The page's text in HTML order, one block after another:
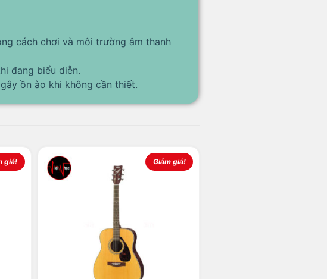
cách chơi và môi trường âm thanh
đang biểu diễn.
ồn ào khi không cần thiết.
giá! Giảm giá!